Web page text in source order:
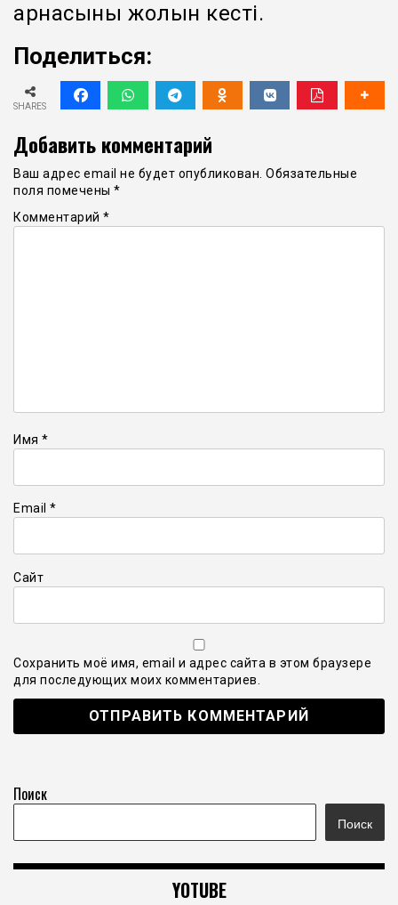
арнасының жолын кесті.
Поделиться:
SHARES
Добавить комментарий
Ваш адрес email не будет опубликован. Обязательные
поля помечены *
Комментарий *
Имя *
Email *
Сайт
Сохранить моё имя, email и адрес сайта в этом браузере
для последующих моих комментариев.
Поиск
Поиск
YOTUBE